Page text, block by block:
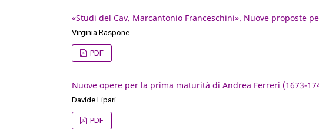
«Studi del Cav. Marcantonio Franceschini». Nuove proposte
Virginia Raspone
PDF
Nuove opere per la prima maturità di Andrea Ferreri (1673-
Davide Lipari
PDF